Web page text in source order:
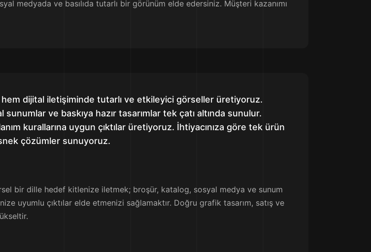
medyada ve basılıda tutarlı bir görünüm elde edersiniz. Müşteri kazanımı
hem dijital iletişiminde tutarlı ve etkileyici görseller üretiyoruz.
ve baskıya hazır tasarımlar tek çatı altında sunulur.
kurallarına uygun çıktılar üretiyoruz. İhtiyacınıza göre tek ürün
çözümler sunuyoruz.
bir dille hedef kitlenize iletmek; broşür, katalog, sosyal medya ve sunum
uyumlu çıktılar elde etmenizi sağlamaktır. Doğru grafik tasarım, satış ve